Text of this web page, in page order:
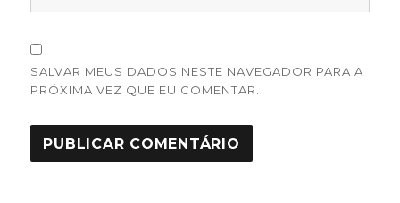
SALVAR MEUS DADOS NESTE NAVEGADOR PARA A
PRÓXIMA VEZ QUE EU COMENTAR.